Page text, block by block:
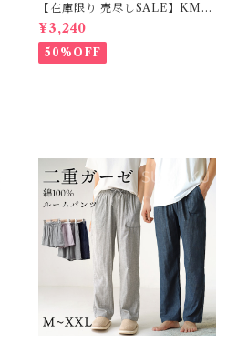
【在庫限り 売尽しSALE】KM9
52Tダウンベスト 100%ダウン・
フェザー 犬 犬服 ダウン ジャケッ
ト ベスト フレンチブルドッグ 冬
服 極暖 暖かい 可愛い 寒さ対策
¥3,240
50%OFF